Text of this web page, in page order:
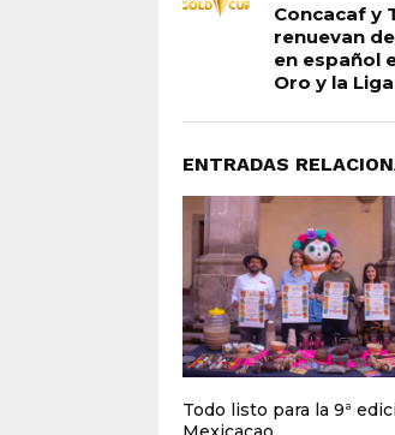
Concacaf y
renuevan
en español
Oro y la
ENTRADAS
Todo listo para la 9ª